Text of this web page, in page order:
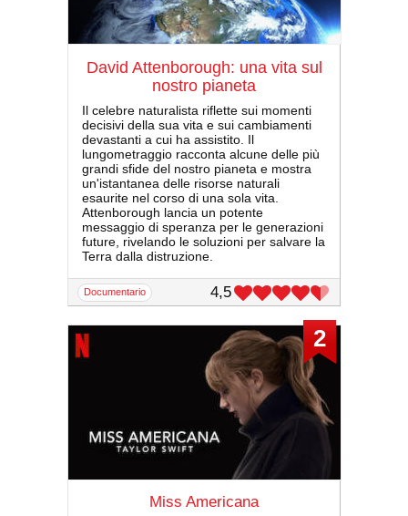
David Attenborough: una vita sul
nostro pianeta
Il celebre naturalista riflette sui momenti
decisivi della sua vita e sui cambiamenti
devastanti a cui ha assistito. Il
lungometraggio racconta alcune delle più
grandi sfide del nostro pianeta e mostra
un'istantanea delle risorse naturali
esaurite nel corso di una sola vita.
Attenborough lancia un potente
messaggio di speranza per le generazioni
future, rivelando le soluzioni per salvare la
Terra dalla distruzione.
documentario 4,5
2
Miss Americana